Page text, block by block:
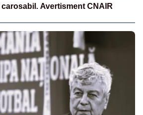
Avertisment CNAIR